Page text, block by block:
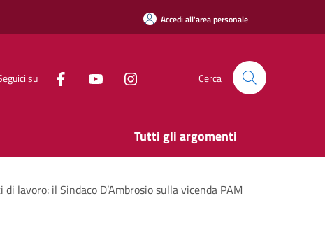
Accedi all'area personale
su Cerca
Tutti gli argomenti
lavoro: il Sindaco D’Ambrosio sulla vicenda PAM